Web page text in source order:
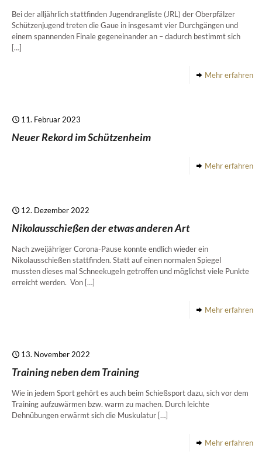
Bei der alljährlich stattfinden Jugendrangliste (JRL) der Oberpfälzer
Schützenjugend treten die Gaue in insgesamt vier Durchgängen und
einem spannenden Finale gegeneinander an – dadurch bestimmt sich
[…]
Mehr erfahren
11. Februar 2023
Neuer Rekord im Schützenheim
Mehr erfahren
12. Dezember 2022
Nikolausschießen der etwas anderen Art
Nach zweijähriger Corona-Pause konnte endlich wieder ein
Nikolausschießen stattfinden. Statt auf einen normalen Spiegel
mussten dieses mal Schneekugeln getroffen und möglichst viele Punkte
erreicht werden. Von […]
Mehr erfahren
13. November 2022
Training neben dem Training
Wie in jedem Sport gehört es auch beim Schießsport dazu, sich vor dem
Training aufzuwärmen bzw. warm zu machen. Durch leichte
Dehnübungen erwärmt sich die Muskulatur […]
Mehr erfahren